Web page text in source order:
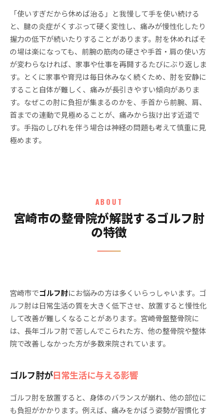
「使いすぎだから休めば治る」と我慢して手を使い続ける
と、腱の炎症がくすぶって硬く変性し、痛みが慢性化したり
握力の低下が続いたりすることがあります。肘を休めればそ
の場は楽になっても、前腕の筋肉の硬さや手首・肩の使い方
が変わらなければ、家事や仕事を再開するたびにぶり返しま
す。とくに家事や育児は毎日休みなく続くため、肘を安静に
すること自体が難しく、痛みが長引きやすい傾向がありま
す。なぜこの肘に負担が集まるのかを、手首から前腕、肩、
首までの連動で見極めることが、痛みから抜け出す近道で
す。手指のしびれを伴う場合は神経の問題も考えて慎重に見
極めます。
ABOUT
宮崎市の整骨院が解説するゴルフ肘
の特徴
宮崎市でゴルフ肘にお悩みの方は多くいらっしゃいます。ゴ
ルフ肘は日常生活の質を大きく低下させ、放置すると慢性化
して改善が難しくなることがあります。宮崎骨盤整骨院に
は、長年ゴルフ肘で苦しんでこられた方、他の整骨院や整体
院で改善しなかった方が多数来院されています。
ゴルフ肘が日常生活に与える影響
ゴルフ肘を放置すると、身体のバランスが崩れ、他の部位に
も負担がかかります。例えば、痛みをかばう姿勢が習慣化す